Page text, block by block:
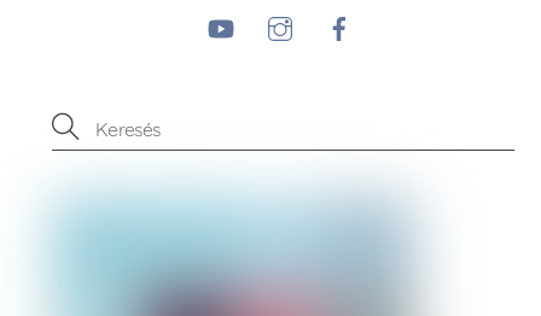
YouTube Instagram